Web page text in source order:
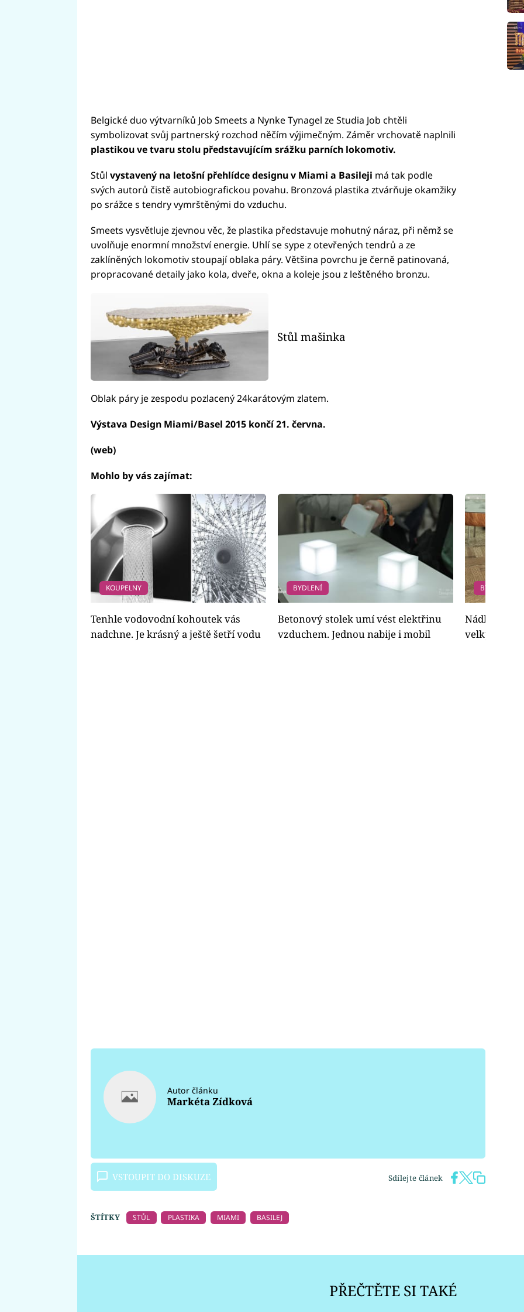
Belgické duo výtvarníků Job Smeets a Nynke Tynagel ze Studia Job chtěli
symbolizovat svůj partnerský rozchod něčím výjimečným. Záměr vrchovatě naplnili
plastikou ve tvaru stolu představujícím srážku parních lokomotiv.
Stůl vystavený na letošní přehlídce designu v Miami a Basileji má tak podle
svých autorů čistě autobiografickou povahu. Bronzová plastika ztvárňuje okamžiky
po srážce s tendry vymrštěnými do vzduchu.
Smeets vysvětluje zjevnou věc, že plastika představuje mohutný náraz, při němž se
uvolňuje enormní množství energie. Uhlí se sype z otevřených tendrů a ze
zaklíněných lokomotiv stoupají oblaka páry. Většina povrchu je černě patinovaná,
propracované detaily jako kola, dveře, okna a koleje jsou z leštěného bronzu.
Stůl mašinka
Oblak páry je zespodu pozlacený 24karátovým zlatem.
Výstava Design Miami/Basel 2015 končí 21. června.
(web)
Mohlo by vás zajímat:
KOUPELNY
Tenhle vodovodní kohoutek vás
nadchne. Je krásný a ještě šetří vodu
BYDLENÍ
Betonový stolek umí vést elektřinu
vzduchem. Jednou nabije i mobil
BYDLENÍ
Nádhera!
velkým
Autor článku
Markéta Zídková
VSTOUPIT DO DISKUZE Sdílejte článek
ŠTÍTKY STŮL PLASTIKA MIAMI BASILEJ
PŘEČTĚTE SI TAKÉ